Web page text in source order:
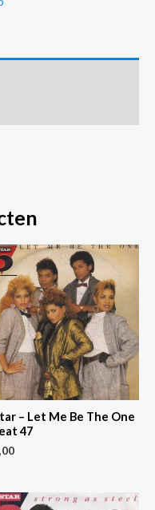
– Let Me Be The One
47